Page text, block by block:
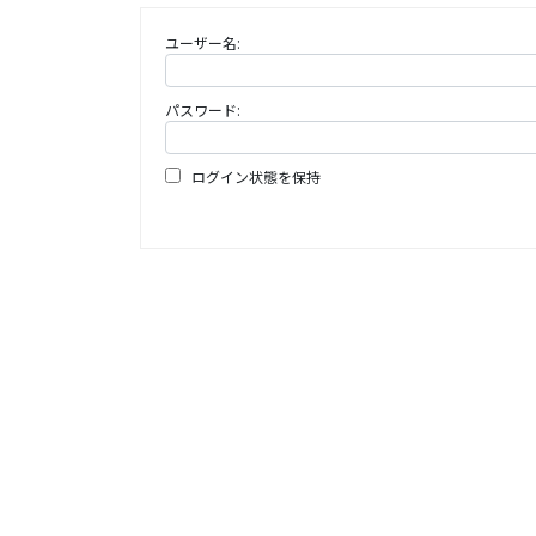
ユーザー名:
パスワード:
ログイン状態を保持